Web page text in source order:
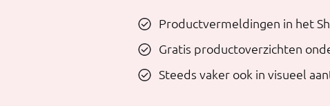
Productvermeldingen in het
Gratis productoverzichten
Steeds vaker ook in visueel